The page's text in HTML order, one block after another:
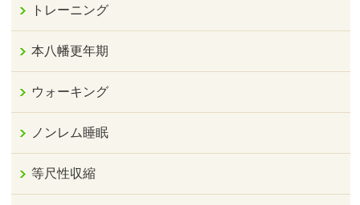
トレーニング
本八幡更年期
ウォーキング
ノンレム睡眠
等尺性収縮